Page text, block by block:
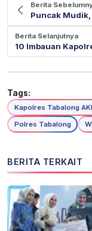
Berita
Puncak
Berita Selanjutnya
10 Imbauan
Tags:
Kapolres Tabalong
Polres Tabalong
BERITA TERKAIT